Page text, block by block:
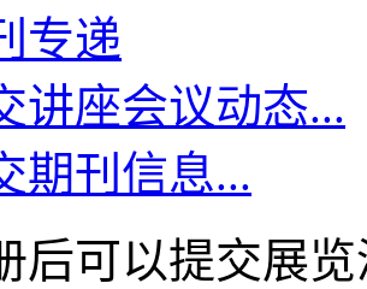
专递
讲座会议动态...
期刊信息...
后可以提交展